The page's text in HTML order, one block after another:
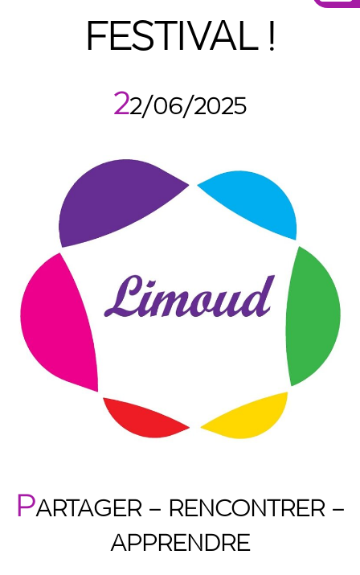
FESTIVAL !
22/06/2025
PARTAGER – RENCONTRER –
APPRENDRE